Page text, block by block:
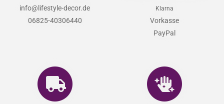
info@lifestyle-decor.de
06825-40306440
Klarna
Vorkasse
PayPal